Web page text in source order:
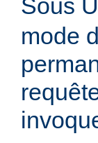
Sous
mode